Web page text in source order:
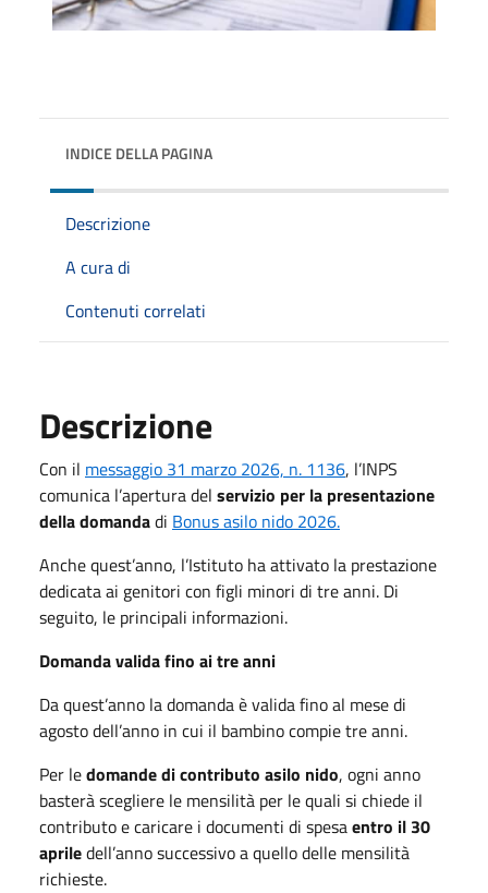
INDICE DELLA PAGINA
Descrizione
A cura di
Contenuti correlati
Descrizione
Con il messaggio 31 marzo 2026, n. 1136, l’INPS
comunica l’apertura del servizio per la presentazione
della domandadi Bonus asilo nido 2026.
Anche quest’anno, l’Istituto ha attivato la prestazione
dedicata ai genitori con figli minori di tre anni. Di
seguito, le principali informazioni.
Domanda valida fino ai tre anni
Da quest’anno la domanda è valida fino al mese di
agosto dell’anno in cui il bambino compie tre anni.
Per ledomande di contributo asilo nido, ogni anno
basterà scegliere le mensilità per le quali si chiede il
contributo e caricare i documenti di spesaentro il 30
apriledell’anno successivo a quello delle mensilità
richieste.